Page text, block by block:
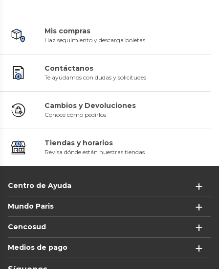
Mis compras
Haz seguimiento y descarga boletas
Contáctanos
Te ayudamos con dudas y solicitudes
Cambios y Devoluciones
Conoce cómo pedirlos
Tiendas y horarios
Revisa dónde están nuestras tiendas
Centro de Ayuda
Mundo Paris
Cencosud
Medios de pago